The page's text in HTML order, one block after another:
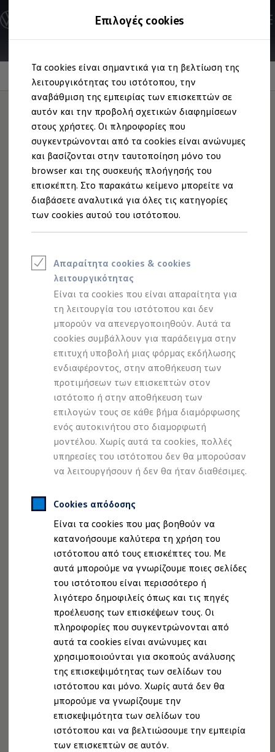
Επιλογές cookies
Τα cookies είναι σημαντικά για τη βελτίωση της
λειτουργικότητας του ιστότοπου, την
αναβάθμιση της εμπειρίας των επισκεπτών σε
αυτόν και την προβολή σχετικών διαφημίσεων
στους χρήστες. Οι πληροφορίες που
συγκεντρώνονται από τα cookies είναι ανώνυμες
και βασίζονται στην ταυτοποίηση μόνο του
browser και της συσκευής πλοήγησής του
επισκέπτη. Στο παρακάτω κείμενο μπορείτε να
διαβάσετε αναλυτικά για όλες τις κατηγορίες
των cookies αυτού του ιστότοπου.
Απαραίτητα cookies & cookies
λειτουργικότητας
Είναι τα cookies που είναι απαραίτητα για
τη λειτουργία του ιστότοπου και δεν
μπορούν να απενεργοποιηθούν. Αυτά τα
cookies συμβάλλουν για παράδειγμα στην
επιτυχή υποβολή μιας φόρμας εκδήλωσης
ενδιαφέροντος, στην αποθήκευση των
προτιμήσεων των επισκεπτών στον
ιστότοπο ή στην αποθήκευση των
επιλογών τους σε κάθε βήμα διαμόρφωσης
ενός αυτοκινήτου στο διαμορφωτή
μοντέλου. Χωρίς αυτά τα cookies, πολλές
υπηρεσίες του ιστότοπου δεν θα μπορούσαν
να λειτουργήσουν ή δεν θα ήταν διαθέσιμες.
Cookies απόδοσης
Είναι τα cookies που μας βοηθούν να
κατανοήσουμε καλύτερα τη χρήση του
ιστότοπου από τους επισκέπτες του. Με
αυτά μπορούμε να γνωρίζουμε ποιες σελίδες
του ιστότοπου είναι περισσότερο ή
λιγότερο δημοφιλείς όπως και τις πηγές
προέλευσης των επισκέψεων τους. Οι
πληροφορίες που συγκεντρώνονται από
αυτά τα cookies είναι ανώνυμες και
χρησιμοποιούνται για σκοπούς ανάλυσης
της επισκεψιμότητας των σελίδων του
ιστότοπου και μόνο. Χωρίς αυτά δεν θα
μπορούμε να γνωρίζουμε την
επισκεψιμότητα των σελίδων του
ιστότοπου και να βελτιώσουμε την εμπειρία
των επισκεπτών σε αυτόν.
στο
περιεχόμενο
στο
footer
Ανακαλύψτε τα Μοντέλα
Διαμορφώστε το Volkswagen σας
Επαγγελματικά Οχήματα Volkswagen
Ηλεκτρικά & eHybrid μοντέλα
Ηλεκτρικά μοντέλα
ID.3 Neo
Νέο ID. Polo
ID.4
ID.4 GTX
ID.5
ID.5 GTX
ID.7
ID.7 GTX
ID. Buzz
ID. Buzz Cargo
ID. CROSS
eHybrid μοντέλα
Golf GTE
Νέο Tayron ehybrid
e-Tools για ηλεκτρικά αυτοκίνητα
Προσομοιωτής αυτονομίας
Προσομοιωτής χρόνου φόρτισης
Προσομοιωτής κόστους φόρτισης
ID. Ενημερώσεις λογισμικού
We Charge - Υπηρεσία Φόρτισης
Εύρεση δημόσιων σημείων φόρτισης
ID. Charger
Ενημέρωση ID.
Πλατφόρμα MEB
Μύθοι & Αλήθειες για την ηλεκτροκίνηση
Πού μπορώ να φορτίσω;
Πόσο μακριά μπορώ να φτάσω;
Πώς μπορώ να πληρώσω;
Πώς μπορώ να φορτίσω;
Η αντλία θερμότητας στα ID.
Η λειτουργία ανάκτησης ενέργειας κατά την
Το σύστημα πέδησης στα ID.
Διαθέσιμα νέα και μεταχειρισμένα αυτοκίνητα
Διαθέσιμα νέα αυτοκίνητα
Χρηματοδότηση και Leasing
Volkswagen Easy Living
Χρηματοδότηση Auto Credit
Χρηματοδότηση Classic Credit
Καινοτόμες Τεχνολογίες
Ιδιοκτήτες και υπηρεσίες After Sales
myVolkswagen
Service και γνήσια ανταλλακτικά
Επιθεώρηση & ΚΤΕΟ
Επισκευές & έλεγχοι
Λιπαντικά κινητήρα και υγρά
Τροχοί και ελαστικά
Οδική Βοήθεια
Volkswagen Service
Ανταλλακτικά Volkswagen
Γνήσια αξεσουάρ Volkswagen
Γνήσια αξεσουάρ Volkswagen ειδικά για κάθε
Εσωτερική και εξωτερική προστασία
Λύσεις μεταφοράς και αποσκευών
Ψυχαγωγία και ηλεκτρονικές συσκευές
Εξατομίκευση
Επιτοίχιος σταθμός φόρτισης και καλώδια
Συλλογές Lifestyle
Information
Καπάκια βαλβίδων
τροχού
Τα καπάκια βαλβίδων με το σχέδιο της Volkswagen
βαλβίδες από καουτσούκ και ορείχαλκο, μπορούν να
προστατεύσουν τις βαλβίδες από σκόνη, βρωμιά και
ποιότητας.
Ανακαλύψτε περισσότερα
, 2 από 2